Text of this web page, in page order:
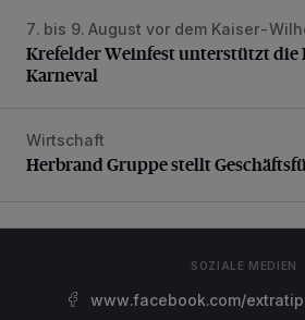
Krefelder Weinfest unterstützt die
7. bis 9. August vor dem Kaiser-
Krefelder Weinfest unterstützt
Karneval
Herbrand Gruppe stellt
Wirtschaft
Herbrand Gruppe stellt
SOZIALE MEDIEN
www.facebook.com/